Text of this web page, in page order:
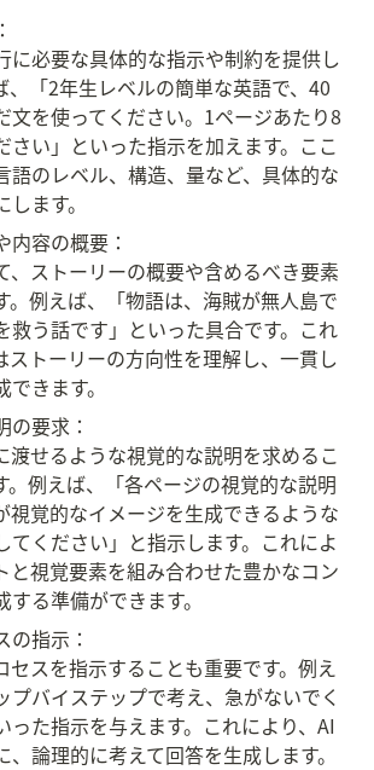
に必要な具体的な指示や制約を提供し
、「2年生レベルの簡単な英語で、40
文を使ってください。1ページあたり8
さい」といった指示を加えます。ここ
語のレベル、構造、量など、具体的な
ます。
内容の概要：
、ストーリーの概要や含めるべき要素
。例えば、「物語は、海賊が無人島で
救う話です」といった具合です。これ
ストーリーの方向性を理解し、一貫し
きます。
の要求：
渡せるような視覚的な説明を求めるこ
。例えば、「各ページの視覚的な説明
視覚的なイメージを生成できるような
てください」と指示します。これによ
と視覚要素を組み合わせた豊かなコン
する準備ができます。
の指示：
セスを指示することも重要です。例え
プバイステップで考え、急がないでく
った指示を与えます。これにより、AI
、論理的に考えて回答を生成します。